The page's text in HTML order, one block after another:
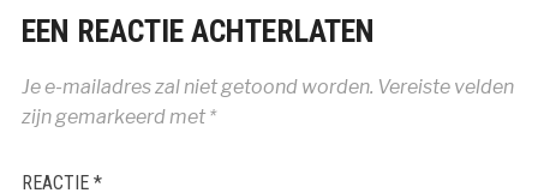
EEN REACTIE ACHTERLATEN
Je e-mailadres zal niet getoond worden. Vereiste velden
zijn gemarkeerd met *
REACTIE *